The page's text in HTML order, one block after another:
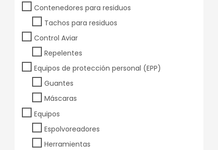
Contenedores para residuos
Tachos para residuos
Control Aviar
Repelentes
Equipos de protección personal (EPP)
Guantes
Máscaras
Equipos
Espolvoreadores
Herramientas